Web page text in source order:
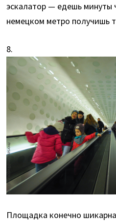
эскалатор — едешь минуты
немецком метро получишь
8.
Площадка конечно